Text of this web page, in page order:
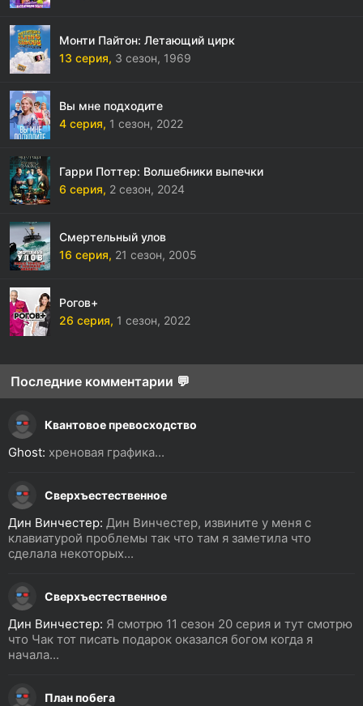
Монти Пайтон: Летающий цирк
13 серия, 3 сезон, 1969
Вы мне подходите
4 серия, 1 сезон, 2022
Гарри Поттер: Волшебники выпечки
6 серия, 2 сезон, 2024
Смертельный улов
16 серия, 21 сезон, 2005
Рогов+
26 серия, 1 сезон, 2022
Последние комментарии 💬
Квантовое превосходство
Ghost: хреновая графика...
Сверхъестественное
Дин Винчестер: Дин Винчестер, извините у меня с
клавиатурой проблемы так что там я заметила что
сделала некоторых...
Сверхъестественное
Дин Винчестер: Я смотрю 11 сезон 20 серия и тут смотрю
что Чак тот писать подарок оказался богом когда я
начала...
План побега